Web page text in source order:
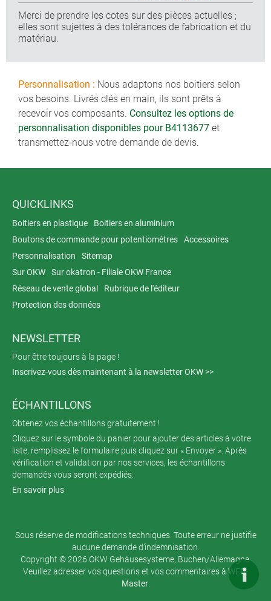
Merci de prendre les cotes sur des pièces actuelles ;
elles sont sujettes à des tolérances de fabrication et du
matériau.
Personnalisation : Nous adaptons nos boitiers selon
vos besoins. Livrés clés en main, ils sont prêts à
recevoir vos composants. Consultez les options de
personnalisation disponibles pour B4113677 et
transmettez-nous votre demande de devis.
QUICKLINKS
Boitiers en plastique
Boitiers en aluminium
Boutons de commande pour potentiomètres
Accessoires
Personnalisation
Sitemap
Sur OKW
Sur okatron - Filiale OKW France
Réseau de vente global
Rubrique de l'éditeur
Protection des données
NEWSLETTER
Pour être toujours à la page !
Inscrivez-vous dès maintenant à la newsletter OKW >>
ÉCHANTILLONS
Obtenez vos échantillons gratuitement !
Cliquez sur le symbole du panier pour ajouter des articles à votre
liste, remplissez le formulaire puis cliquez sur « Envoyer ». Après
vérification et validation par nos services, les échantillons
demandés vous seront expédiés.
En savoir plus
Sous réserve de modifications techniques. Toute erreur ne justifie
aucune demande d’indemnisation.
Copyright © 2026 OKW Gehäusesysteme, Buchen/Allemagne.
Veuillez adresser vos questions et vos commentaires à WEB-
Master.